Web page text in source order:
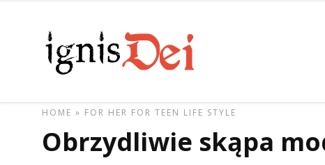
HOME » FOR HER FOR TEEN LIFE STYLE
Obrzydliwie skąpa